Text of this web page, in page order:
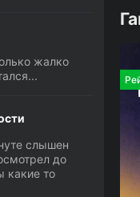
жалко
слышен
до
какие то